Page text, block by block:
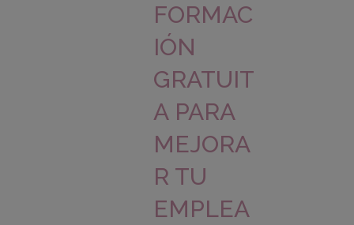
FORMAC
IÓN
GRATUIT
A PARA
MEJORA
R TU
EMPLEA